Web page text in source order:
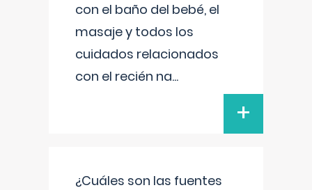
con el baño del bebé, el
masaje y todos los
cuidados relacionados
con el recién na...
+
¿Cuáles son las fuentes